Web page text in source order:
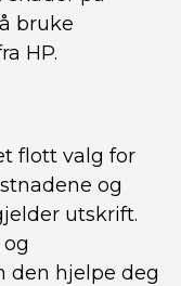
bruke
HP.
flott valg for
og
utskrift.
den hjelpe deg